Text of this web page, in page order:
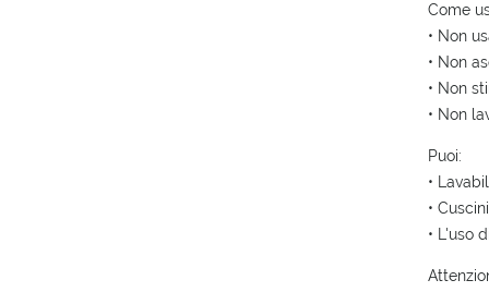
Come
• Non
• Non
• Non
• Non
Puoi:
•
•
• L'uso